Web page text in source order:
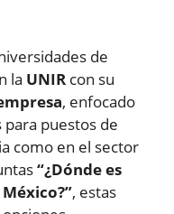
de
la UNIR con su
, enfocado
puestos de
como en el sector
“¿Dónde es
, estas